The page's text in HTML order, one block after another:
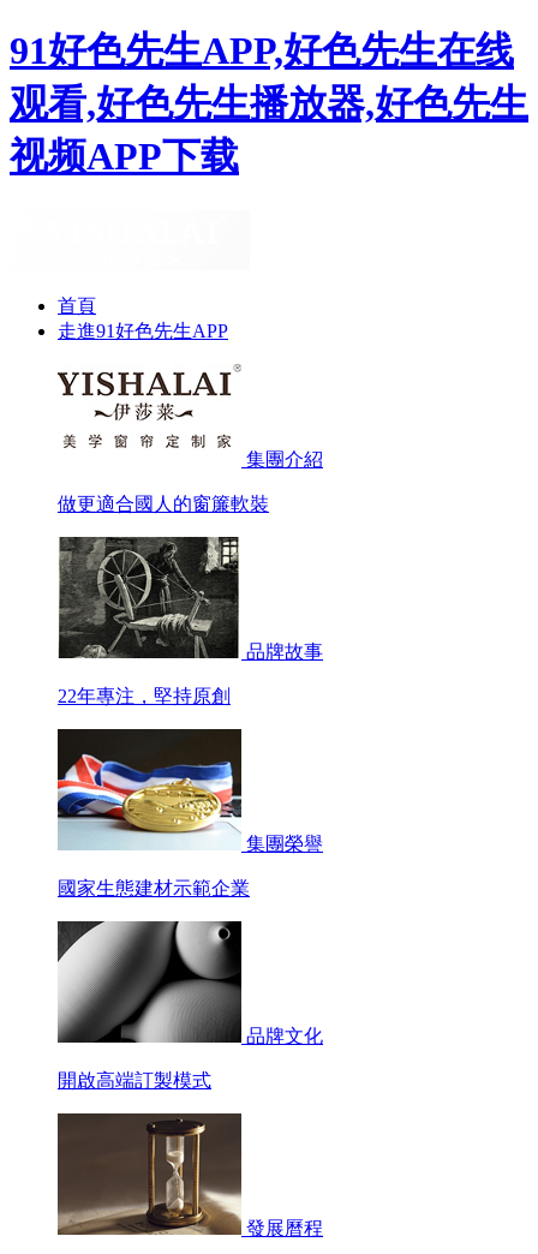
91好色先生APP,好色先生在线
观看,好色先生播放器,好色先生
视频APP下载
首頁
走進91好色先生APP
集團介紹
做更適合國人的窗簾軟裝
品牌故事
22年專注，堅持原創
集團榮譽
國家生態建材示範企業
品牌文化
開啟高端訂製模式
發展曆程